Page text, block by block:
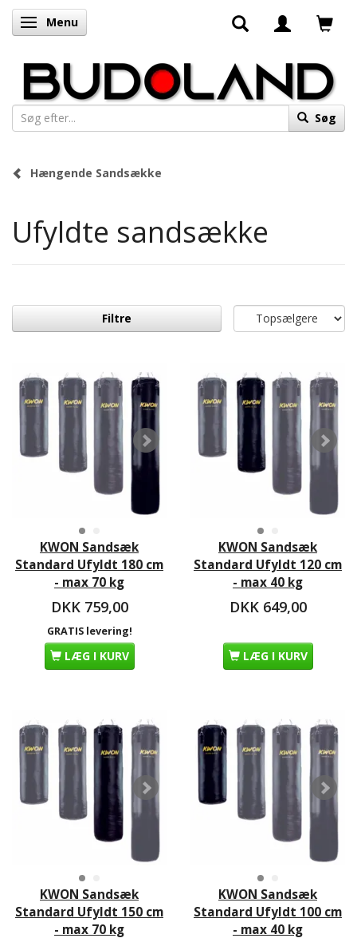
Skifte navigation
Menu
Søg
Hængende Sandsække
Ufyldte sandsække
Filtre
KWON Sandsæk
Standard Ufyldt 180 cm
- max 70 kg
DKK 759,00
GRATIS levering!
LÆG I KURV
KWON Sandsæk
Standard Ufyldt 120 cm
- max 40 kg
DKK 649,00
LÆG I KURV
KWON Sandsæk
Standard Ufyldt 150 cm
- max 70 kg
KWON Sandsæk
Standard Ufyldt 100 cm
- max 40 kg